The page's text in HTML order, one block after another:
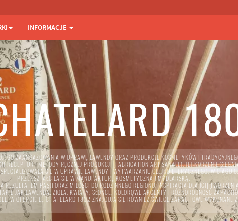
INFORMACJE
ZAANGAŻOWANIA W UPRAWĘ LAWENDY ORAZ PRODUKCJĘ KOSMETYKÓW I
RECEPTUR I METODY RĘCZNEJ PRODUKCJI (FABRICATION ARTISANALE). JEJ KORZENIE
SIĘ W UPRAWIE LAWENDY I WYTWARZANIU OLEJKU ETERYCZNEGO. W CIĄGU
PRZEKSZTAŁCIŁA SIĘ W MANUFAKTURĘ KOSMETYCZNĄ I MYDLARSKĄ.
PASJI ORAZ MIŁOŚCI DO RODZINNEGO REGIONU. INSPIRACJĄ DLA ICH
JAK LAWENDA, ZIOŁA, KWIATY, SŁOŃCE, KOLOROWE AKCENTY I RÓŻNORODNOŚĆ
W OFERCIE LE CHATELARD 1802 ZNAJDUJĄ SIĘ RÓWNIEŻ ŚWIECE ZAPACHOWE WYKONANE Z